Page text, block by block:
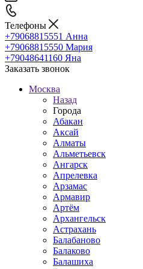
Телефоны
+79068815551 Анна
+79068815550 Мария
+79048641160 Яна
Заказать звонок
Москва
Назад
Города
Абакан
Аксай
Алматы
Альметьевск
Ангарск
Апрелевка
Арзамас
Армавир
Артём
Архангельск
Астрахань
Балабаново
Балаково
Балашиха